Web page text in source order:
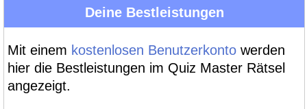
Deine Bestleistungen
Mit einem kostenlosen Benutzerkonto werden
hier die Bestleistungen im Quiz Master Rätsel
angezeigt.